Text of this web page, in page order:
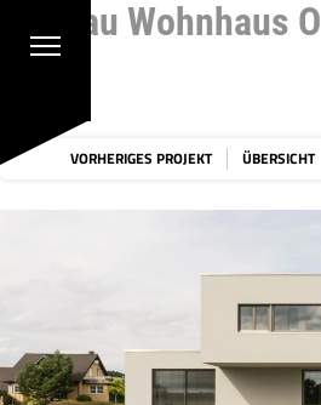
Zum Hauptinhalt springen
Neubau Wohnhaus O
VORHERIGES PROJEKT ÜBERSICHT
Cookie-Einstellungen